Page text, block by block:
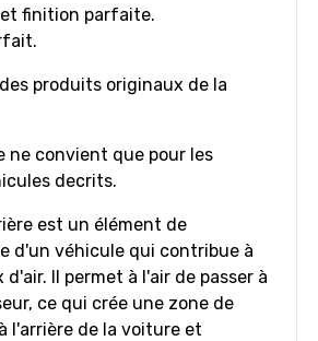
finition parfaite.
produits originaux de la
ne convient que pour les
decrits.
est un élément de
d'un véhicule qui contribue à
Il permet à l'air de passer à
ce qui crée une zone de
l'arrière de la voiture et